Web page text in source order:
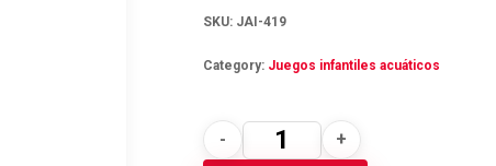
SKU: JAI-419
Category: Juegos infantiles acuáticos